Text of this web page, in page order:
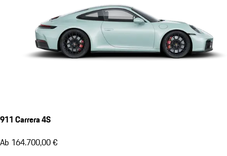
911 Carrera 4S
Ab 164.700,00 €